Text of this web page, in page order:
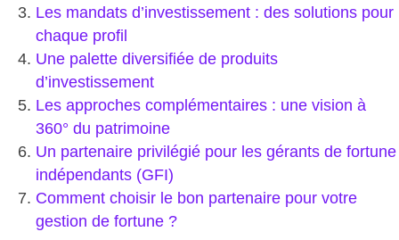
Les mandats d’investissement : des solutions pour
chaque profil
Une palette diversifiée de produits
d’investissement
Les approches complémentaires : une vision à
360° du patrimoine
Un partenaire privilégié pour les gérants de fortune
indépendants (GFI)
Comment choisir le bon partenaire pour votre
gestion de fortune ?